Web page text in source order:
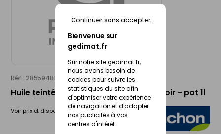
Bienvenue sur
gedimat.fr
Sur notre site gedimat.fr,
nous avons besoin de
cookies pour suivre les
statistiques du site afin
d'optimiser votre expérience
de navigation et d'adapter
nos publicités à vos
centres d'intérêt.
Continuer sans accepter
Réf : 28559481 BLANCHON
Huile teintée opaque environnement noir - pot 1l
Voir prix et disponibilité en magasin